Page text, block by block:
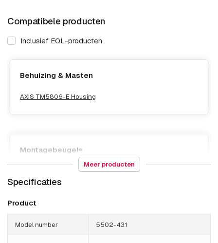
Compatibele producten
Inclusief EOL-producten
Behuizing & Masten
AXIS TM5806-E Housing
Montagebeugels
AXIS 1.5 NPS/NPT Male Coupler
AXIS T91B50 Telescopic Ceil Mount
AXIS T91B51 Ceiling Mount
Meer producten
Specificaties
Product
Model number 5502-431